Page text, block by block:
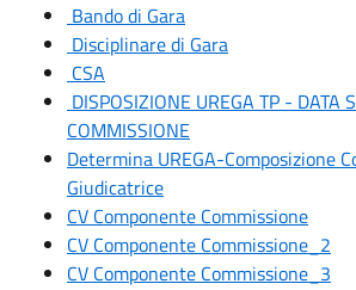
Bando di Gara
Disciplinare di Gara
CSA
DISPOSIZIONE UREGA TP - DATA
COMMISSIONE
Determina UREGA-Composizione
Giudicatrice
CV Componente Commissione
CV Componente Commissione_2
CV Componente Commissione_3